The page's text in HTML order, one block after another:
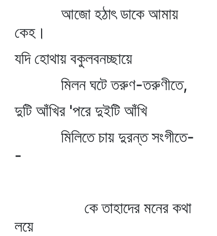
আজো হঠাৎ ডাকে আমায়
কেহ।
যদি হোথায় বকুলবনচ্ছায়ে
মিলন ঘটে তরুণ-তরুণীতে,
দুটি আঁখির 'পরে দুইটি আঁখি
মিলিতে চায় দুরন্ত সংগীতে-
-
কে তাহাদের মনের কথা
লয়ে